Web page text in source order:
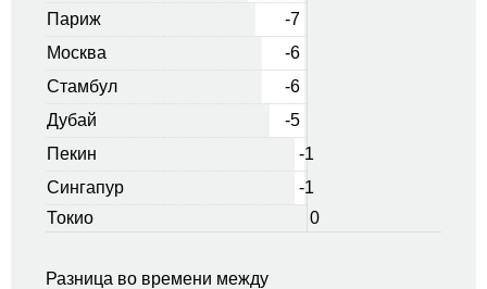
Париж
-7
Москва
-6
Стамбул
-6
Дубай
-5
Пекин
-1
Сингапур
-1
Токио
0
Разница во времени между